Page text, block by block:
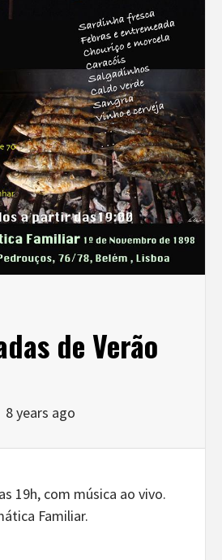
de Verão
8 years ago
19h, com música ao vivo.
Familiar.